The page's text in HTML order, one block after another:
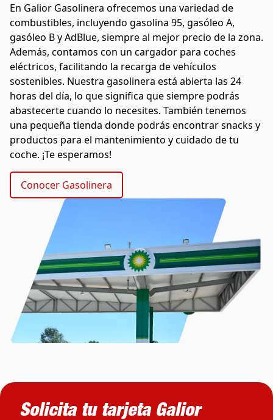
En Galior Gasolinera ofrecemos una variedad de
combustibles, incluyendo gasolina 95, gasóleo A,
gasóleo B y AdBlue, siempre al mejor precio de la zona.
Además, contamos con un cargador para coches
eléctricos, facilitando la recarga de vehículos
sostenibles. Nuestra gasolinera está abierta las 24
horas del día, lo que significa que siempre podrás
abastecerte cuando lo necesites. También tenemos
una pequeña tienda donde podrás encontrar snacks y
productos para el mantenimiento y cuidado de tu
coche. ¡Te esperamos!
Conocer Gasolinera
Solicita tu tarjeta Galior